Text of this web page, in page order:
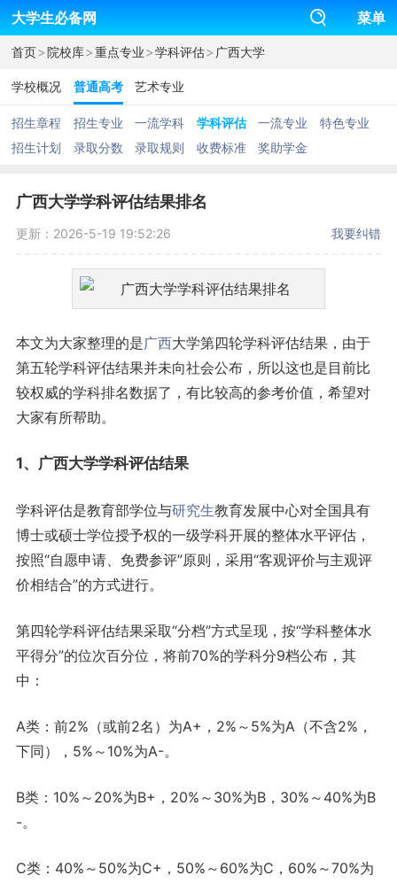
大学生必备网 菜单
首页>院校库>重点专业>学科评估> 广西大学
学校概况 普通高考 艺术专业
招生章程 招生专业 一流学科 学科评估 一流专业
特色专业
招生计划
录取分数 录取规则 收费标准 奖助学金
广西大学学科评估结果排名
更新：2026-5-19 19:52:26 我要纠错
本文为大家整理的是广西大学第四轮学科评估结果，由于
第五轮学科评估结果并未向社会公布，所以这也是目前比
较权威的学科排名数据了，有比较高的参考价值，希望对
大家有所帮助。
1、广西大学学科评估结果
学科评估是教育部学位与研究生教育发展中心对全国具有
博士或硕士学位授予权的一级学科开展的整体水平评估，
按照“自愿申请、免费参评”原则，采用“客观评价与主观评
价相结合”的方式进行。
第四轮学科评估结果采取“分档”方式呈现，按“学科整体水
平得分”的位次百分位，将前70%的学科分9档公布，其
中：
A类：前2%（或前2名）为A+，2%～5%为A（不含2%，
下同），5%～10%为A-。
B类：10%～20%为B+，20%～30%为B，30%～40%为B
-。
C类：40%～50%为C+，50%～60%为C，60%～70%为